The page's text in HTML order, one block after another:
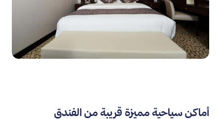
أماكن سياحية مميزة قريبة من الفندق